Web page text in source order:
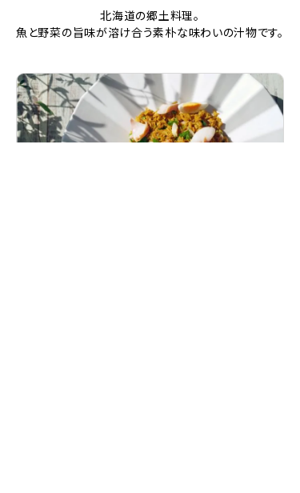
北海道の郷土料理。
魚と野菜の旨味が溶け合う素朴な味わいの汁物です。